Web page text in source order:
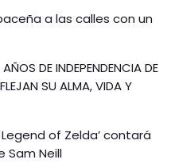
a las calles con un
DE INDEPENDENCIA DE
SU ALMA, VIDA Y
of Zelda’ contará
Sam Neill